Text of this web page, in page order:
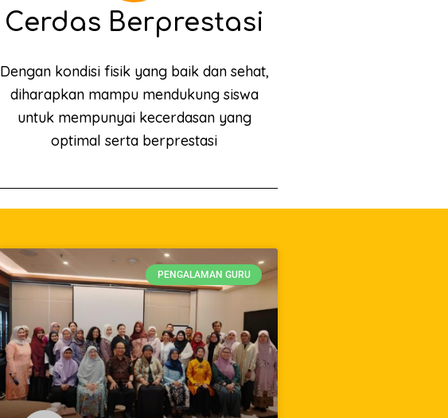
Cerdas Berprestasi
Dengan kondisi fisik yang baik dan sehat,
diharapkan mampu mendukung siswa
untuk mempunyai kecerdasan yang
optimal serta berprestasi
PENGALAMAN GURU